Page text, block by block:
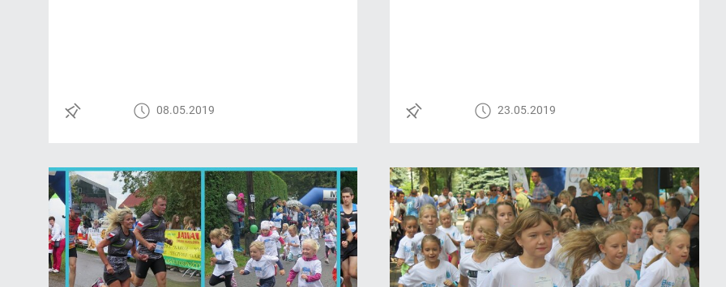
08.05.2019 23.05.2019